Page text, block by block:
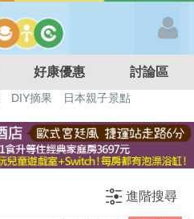
好康優惠 討論區
DIY摘果
日本親子景點
進階搜尋